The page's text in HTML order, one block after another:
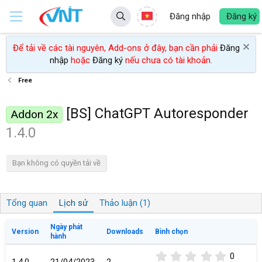
Đăng nhập Đăng ký
Để tải về các tài nguyên, Add-ons ở đây, bạn cần phải Đăng
nhập hoặc Đăng ký nếu chưa có tài khoản.
Free
Addon 2x
[BS] ChatGPT Autoresponder
1.4.0
Bạn không có quyền tải về
Tổng quan Lịch sử Thảo luận (1)
Version
Ngày phát
hành
Downloads Bình chọn
0
0